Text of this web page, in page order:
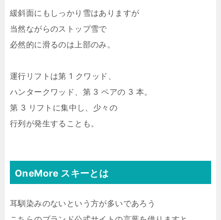
緩斜面にもしっかり雪はありますが
当然ながらのストップ雪で
必然的に滑るのは上部のみ。
運行リフトは第 1 クワッド、
ハンタークワッド、第 3 ペアの 3 本。
第 3 リフトに集中し、少々の
行列が発生することも。
OneMore スキーとは
耳馴染みのないという方が多いであろう